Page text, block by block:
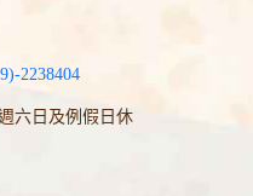
2238404
六日及例假日休